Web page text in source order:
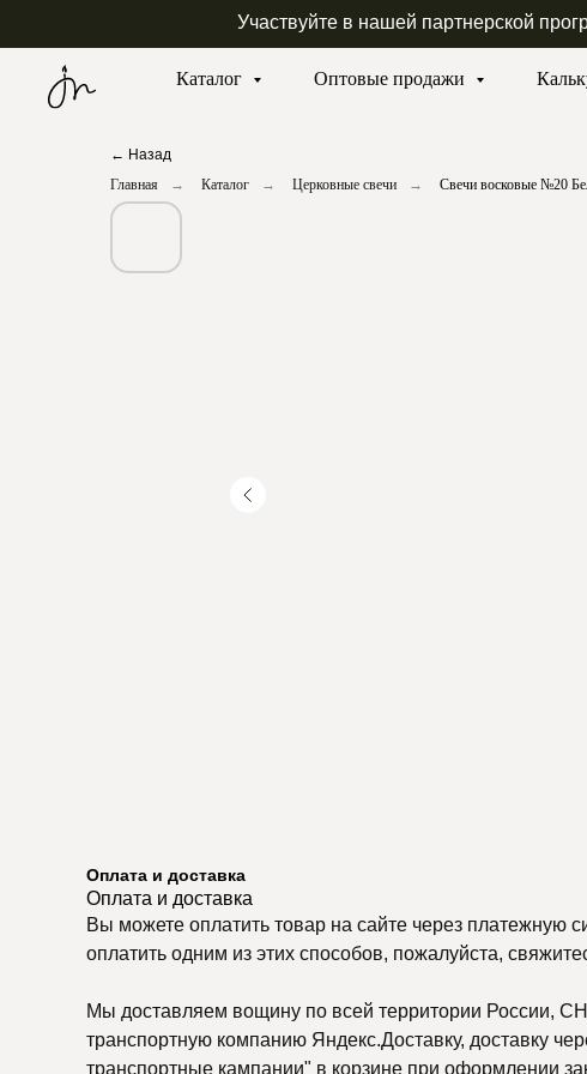
Участвуйте в нашей партнерской
Каталог Оптовые продажи
← Назад
Главная
→ Каталог → Церковные свечи → Свечи восковые №20
Оплата и доставка
Оплата и доставка
Вы можете оплатить товар на сайте через платежную
оплатить одним из этих способов, пожалуйста,
Мы доставляем вощину по всей территории России,
транспортную компанию Яндекс.Доставку, доставку
транспортные кампании" в корзине при оформлении